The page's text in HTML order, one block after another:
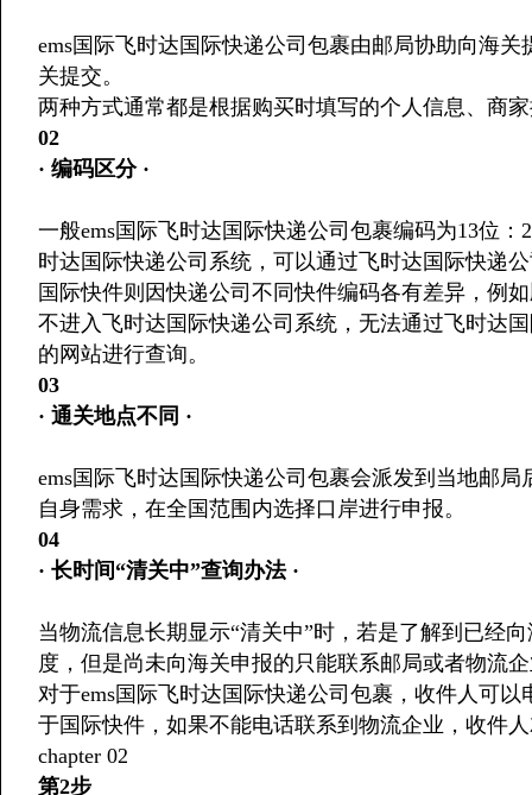
ems国际飞时达国际快递公司包裹由邮局协助向海
关提交。
两种方式通常都是根据购买时填写的个人信息、商
02
· 编码区分 ·
一般ems国际飞时达国际快递公司包裹编码为13位
时达国际快递公司系统，可以通过飞时达国际快递
国际快件则因快递公司不同快件编码各有差异，例
不进入飞时达国际快递公司系统，无法通过飞时达
的网站进行查询。
03
· 通关地点不同 ·
ems国际飞时达国际快递公司包裹会派发到当地邮
自身需求，在全国范围内选择口岸进行申报。
04
· 长时间“清关中”查询办法 ·
当物流信息长期显示“清关中”时，若是了解到已经
度，但是尚未向海关申报的只能联系邮局或者物流
对于ems国际飞时达国际快递公司包裹，收件人可
于国际快件，如果不能电话联系到物流企业，收件
chapter 02
第2步